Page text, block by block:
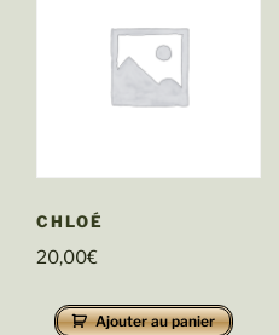
CHLOÉ
20,00€
Ajouter au panier